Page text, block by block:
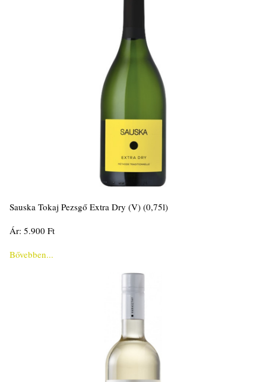
Sauska Tokaj Pezsgő Extra Dry (V) (0,75l)
Ár: 5.900 Ft
Bővebben...